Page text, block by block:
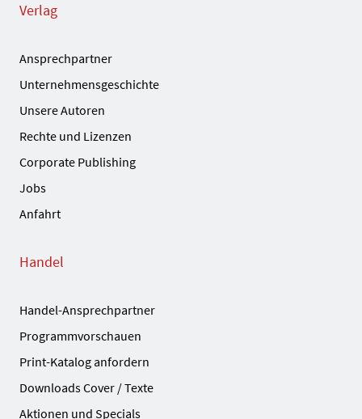
Verlag
Ansprechpartner
Unternehmensgeschichte
Unsere Autoren
Rechte und Lizenzen
Corporate Publishing
Jobs
Anfahrt
Handel
Handel-Ansprechpartner
Programmvorschauen
Print-Katalog anfordern
Downloads Cover / Texte
Aktionen und Specials